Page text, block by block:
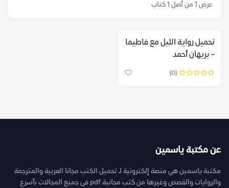
عرض 1 من أصل 1 كتاب
تحميل رواية الليل مع فاطيما
– بريهان أحمد
(0)
عن مكتبة ياسمين
مكتبة ياسمين هي منصة إلكترونية لـ تحميل الكتب مجانا العربية والمترجمة
والروايات والقصص وغيرها من كتب مجانية pdf فى جميع المجالات بأسرع